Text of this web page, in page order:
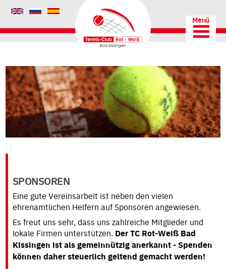
AKTUELLES
DER
VEREIN
CHRONIK
TRAINER
VORSTAND
MITGLIEDSCHAFT
PLATZORDNUNG
TERMINE
PLATZGEBÜHREN
SPONSOREN
Eine gute Vereinsarbeit ist neben den vielen
ehrenamtlichen Helfern auf Sponsoren angewiesen.
Es freut uns sehr, dass uns zahlreiche Mitglieder und
lokale Firmen unterstützen. Der TC Rot-Weiß Bad
Kissingen ist als gemeinnützig anerkannt - Spenden
können daher steuerlich geltend gemacht werden!